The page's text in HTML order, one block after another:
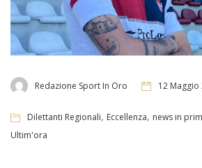
Redazione Sport In Oro 12 Maggio
Dilettanti Regionali, Eccellenza, news in
Ultim'ora